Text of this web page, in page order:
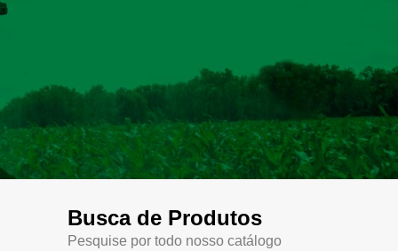
Busca de Produtos
Pesquise por todo nosso catálogo